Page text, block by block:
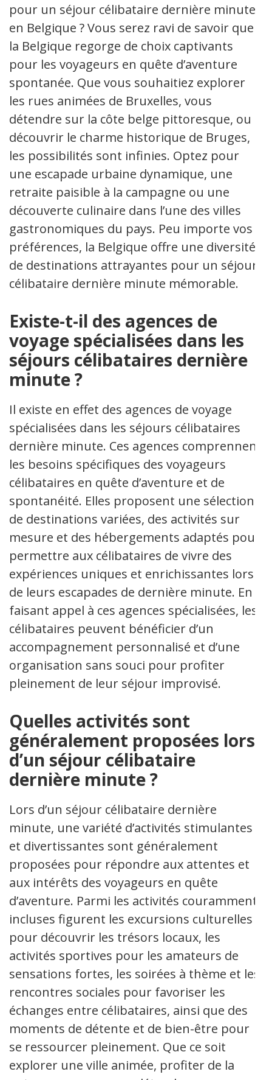
pour un séjour célibataire dernière minute
en Belgique ? Vous serez ravi de savoir que
la Belgique regorge de choix captivants
pour les voyageurs en quête d’aventure
spontanée. Que vous souhaitiez explorer
les rues animées de Bruxelles, vous
détendre sur la côte belge pittoresque, ou
découvrir le charme historique de Bruges,
les possibilités sont infinies. Optez pour
une escapade urbaine dynamique, une
retraite paisible à la campagne ou une
découverte culinaire dans l’une des villes
gastronomiques du pays. Peu importe vos
préférences, la Belgique offre une diversité
de destinations attrayantes pour un séjour
célibataire dernière minute mémorable.
Existe-t-il des agences de
voyage spécialisées dans les
séjours célibataires dernière
minute ?
Il existe en effet des agences de voyage
spécialisées dans les séjours célibataires
dernière minute. Ces agences comprennent
les besoins spécifiques des voyageurs
célibataires en quête d’aventure et de
spontanéité. Elles proposent une sélection
de destinations variées, des activités sur
mesure et des hébergements adaptés pour
permettre aux célibataires de vivre des
expériences uniques et enrichissantes lors
de leurs escapades de dernière minute. En
faisant appel à ces agences spécialisées, les
célibataires peuvent bénéficier d’un
accompagnement personnalisé et d’une
organisation sans souci pour profiter
pleinement de leur séjour improvisé.
Quelles activités sont
généralement proposées lors
d’un séjour célibataire
dernière minute ?
Lors d’un séjour célibataire dernière
minute, une variété d’activités stimulantes
et divertissantes sont généralement
proposées pour répondre aux attentes et
aux intérêts des voyageurs en quête
d’aventure. Parmi les activités couramment
incluses figurent les excursions culturelles
pour découvrir les trésors locaux, les
activités sportives pour les amateurs de
sensations fortes, les soirées à thème et les
rencontres sociales pour favoriser les
échanges entre célibataires, ainsi que des
moments de détente et de bien-être pour
se ressourcer pleinement. Que ce soit
explorer une ville animée, profiter de la